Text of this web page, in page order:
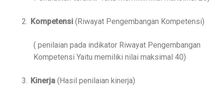
2. Kompetensi(Riwayat Pengembangan Kompetensi)
( penilaian pada indikator Riwayat Pengembangan
Kompetensi Yaitu memiliki nilai maksimal 40)
3. Kinerja(Hasil penilaian kinerja)